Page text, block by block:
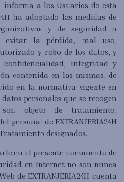
informa a los Usuarios de esta
ha adoptado las medidas de
y de seguridad a
evitar la pérdida, mal uso,
y robo de los datos, y
integridad y
contenida en las mismas, de
en la normativa vigente en
personales que se recogen
objeto de tratamiento,
personal de EXTRANJERIA24H
designados.
en el presente documento de
en Internet no son nunca
de EXTRANJERIA24H cuenta